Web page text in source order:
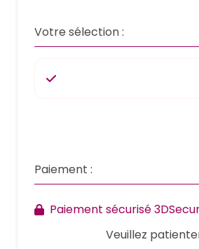
Votre sélection :
Paiement :
Paiement sécurisé
Veuillez